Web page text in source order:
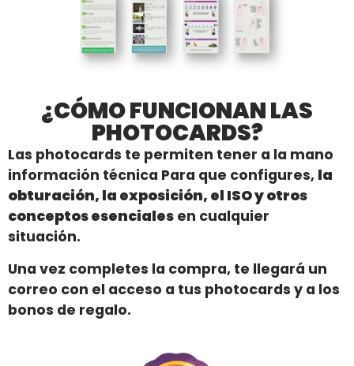
¿CÓMO FUNCIONAN LAS
PHOTOCARDS?
Las photocards te permiten tener a la mano
información técnica Para que configures, la
obturación, la exposición, el ISO y otros
conceptos esenciales en cualquier
situación.
Una vez completes la compra, te llegará un
correo con el acceso a tus photocards y a los
bonos de regalo.